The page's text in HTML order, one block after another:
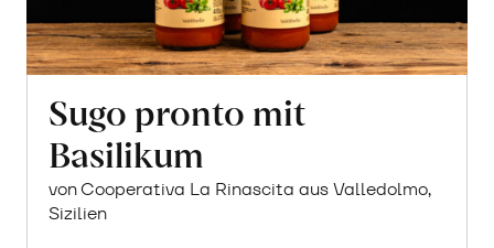
Sugo pronto mit
Basilikum
von Cooperativa La Rinascita aus Valledolmo,
Sizilien